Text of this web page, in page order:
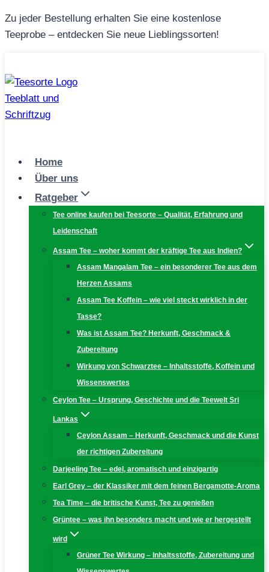
Zum
Inhalt
Zu jeder Bestellung erhalten Sie eine kostenlose
Teeprobe – entdecken Sie neue Lieblingssorten!
Home
Über uns
Ratgeber
Tee online kaufen bei Teesorte – Qualität, Erfahrung und
Leidenschaft
Assam Tee – woher kommt der kräftige Tee aus Indien?
Assam Mangalam Tee – ein besonderer Tee aus dem
Herzen Assams
Assam Tee Koffein – wie viel steckt wirklich in der
Tasse?
Was ist Assam Tee? Herkunft, Geschmack &
Zubereitung
Wirkung von Schwarztee – Inhaltsstoffe, Koffein und
Wissenswertes
Ceylon Tee – Ursprung, Geschichte und die Teewelt Sri
Lankas
Ceylon Assam – Herkunft, Geschmack und die Kunst
der richtigen Zubereitung
Darjeeling Tee – edel, aromatisch und einzigartig
Earl Grey – der Klassiker mit dem feinen Bergamotte-Aroma
Tea Time – die britische Kunst, Tee zu genießen
Grüntee – was ihn besonders macht und wie er hergestellt
wird
Grüner Tee Wirkung – Inhaltsstoffe, Zubereitung und